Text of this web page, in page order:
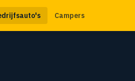
Campers